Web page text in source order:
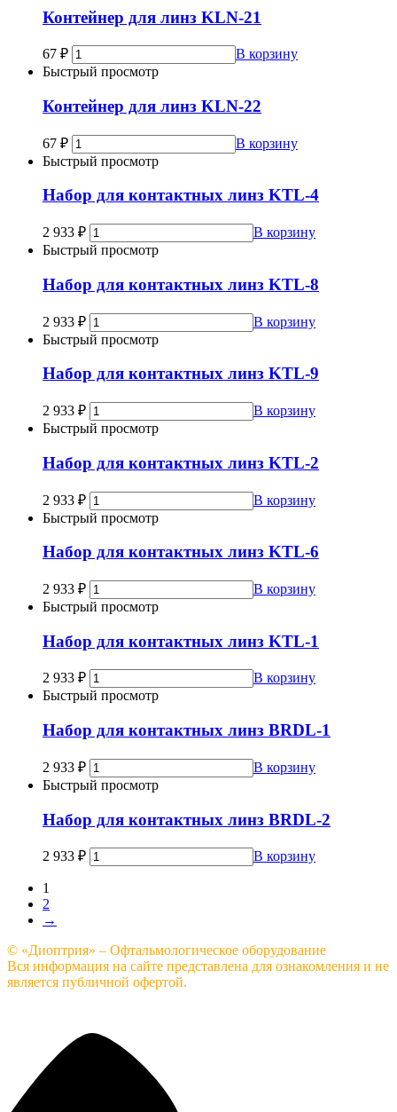
Контейнер для линз KLN-21
67 ₽
В корзину
Быстрый просмотр
Контейнер для линз KLN-22
67 ₽
В корзину
Быстрый просмотр
Набор для контактных линз KTL-4
2 933 ₽
В корзину
Быстрый просмотр
Набор для контактных линз KTL-8
2 933 ₽
В корзину
Быстрый просмотр
Набор для контактных линз KTL-9
2 933 ₽
В корзину
Быстрый просмотр
Набор для контактных линз KTL-2
2 933 ₽
В корзину
Быстрый просмотр
Набор для контактных линз KTL-6
2 933 ₽
В корзину
Быстрый просмотр
Набор для контактных линз KTL-1
2 933 ₽
В корзину
Быстрый просмотр
Набор для контактных линз BRDL-1
2 933 ₽
В корзину
Быстрый просмотр
Набор для контактных линз BRDL-2
2 933 ₽ В корзину
1
2
→
© «Диоптрия» – Офтальмологическое оборудование
Вся информация на сайте представлена для ознакомления и не
является публичной офертой.